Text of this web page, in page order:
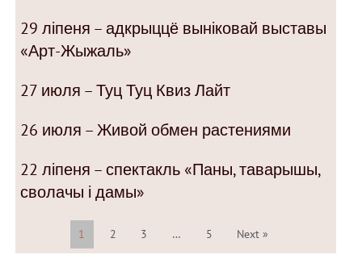
29 ліпеня – адкрыццё выніковай выставы
«Арт-Жыжаль»
27 июля – Туц Туц Квиз Лайт
26 июля – Живой обмен растениями
22 ліпеня – спектакль «Паны, таварышы,
сволачы і дамы»
1 2 3 … 5 Next »